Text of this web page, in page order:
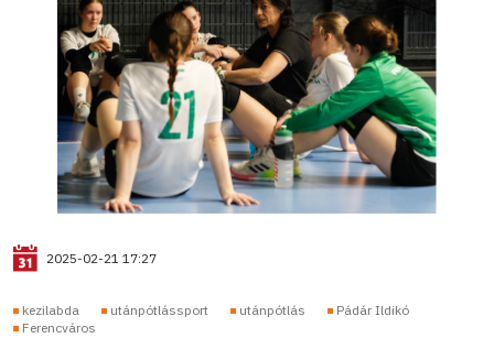
2025-02-21 17:27
kezilabda utánpótlássport utánpótlás
Pádár Ildikó
Ferencváros